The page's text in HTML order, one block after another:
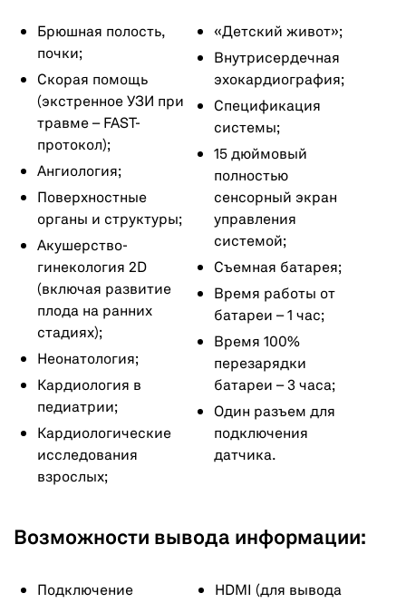
Брюшная полость,
почки;
Скорая помощь
(экстренное УЗИ при
травме – FAST-
протокол);
Ангиология;
Поверхностные
органы и структуры;
Акушерство-
гинекология 2D
(включая развитие
плода на ранних
стадиях);
Неонатология;
Кардиология в
педиатрии;
Кардиологические
исследования
взрослых;
«Детский живот»;
Внутрисердечная
эхокардиография;
Спецификация
системы;
15 дюймовый
полностью
сенсорный экран
управления
системой;
Съемная батарея;
Время работы от
батареи – 1 час;
Время 100%
перезарядки
батареи – 3 часа;
Один разъем для
подключения
датчика.
Возможности вывода информации:
Подключение HDMI (для вывода